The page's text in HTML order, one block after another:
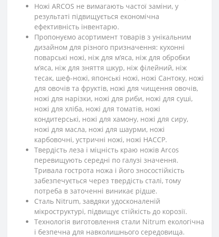
Ножі ARCOS не вимагають частої заміни, у
результаті підвищується економічна
ефективність інвентарю.
Пропонуємо асортимент товарів з унікальним
дизайном для різного призначення: кухонні
поварські ножі, ніж для м’яса, ніж для обробки
м’яса, ніж для зняття шкур, ніж філейний, ніж
тесак, шеф-ножі, японські ножі, ножі Сантоку, ножі
для овочів та фруктів, ножі для чищення овочів,
ножі для нарізки, ножі для риби, ножі для суші,
ножі для хліба, ножі для томатів, ножі
кондитерські, ножі для хамону, ножі для сиру,
ножі для масла, ножі для шаурми, ножі
карбовочні, устричні ножі, ножі HACCP.
Твердість леза і міцність краю ножів Arcos
перевищують середні по галузі значення.
Тривала гострота ножа і його зносостійкість
забезпечується через твердість сталі, тому
потреба в заточенні виникає рідше.
Сталь Nitrum, завдяки удосконаленій
мікроструктурі, підвищує стійкість до корозії.
Технологія виготовлення стали Nitrum екологічна
і безпечна для навколишнього середовища.